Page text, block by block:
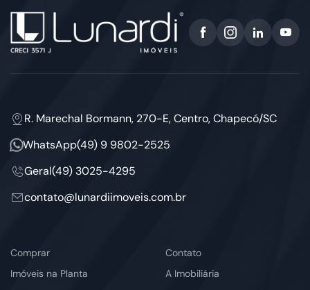
R. Marechal Bormann, 270-E, Centro, Chapecó/SC
WhatsApp(49) 9 9802-2525
Geral(49) 3025-4295
contato@lunardiimoveis.com.br
Comprar
Imóveis na Planta
Contato
A Imobiliária